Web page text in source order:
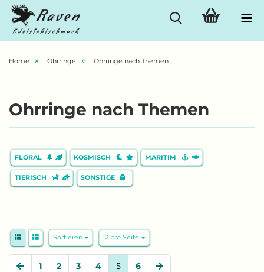
Home » Ohrringe » Ohrringe nach Themen
Ohrringe nach Themen
FLORAL KOSMISCH MARITIM
TIERISCH SONSTIGE
Sortieren
Sortieren 12 pro Seite
pro Seite
1 2 3 4 5 6